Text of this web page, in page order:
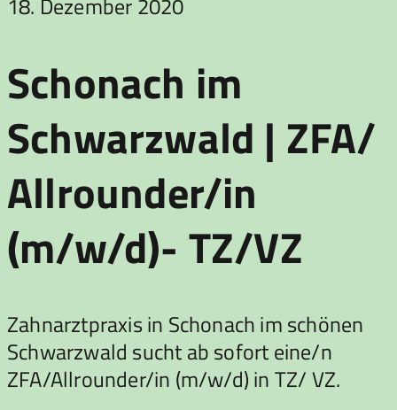
Schonach im
Schwarzwald | ZFA/
Allrounder/in
(m/w/d)- TZ/VZ
Zahnarztpraxis in Schonach im schönen
Schwarzwald sucht ab sofort eine/n
ZFA/Allrounder/in (m/w/d) in TZ/ VZ.